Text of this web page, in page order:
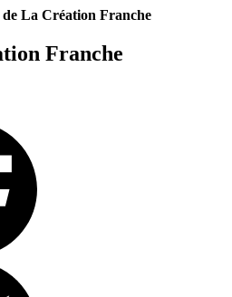
de La Création Franche
Franche